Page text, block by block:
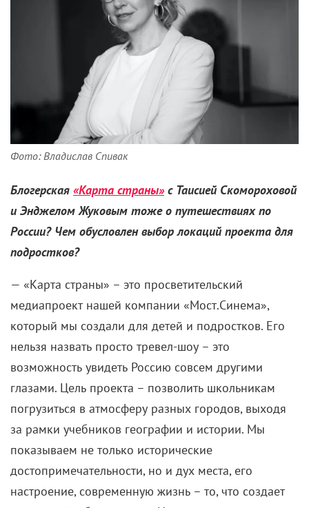
Фото: Владислав Спивак
Блогерская «Карта страны»с Таисией Скомороховой
и Энджелом Жуковым тоже о путешествиях по
России? Чем обусловлен выбор локаций проекта для
подростков?
— «Карта страны» – это просветительский
медиапроект нашей компании «Мост.Синема»,
который мы создали для детей и подростков. Его
нельзя назвать просто тревел-шоу – это
возможность увидеть Россию совсем другими
глазами. Цель проекта – позволить школьникам
погрузиться в атмосферу разных городов, выходя
за рамки учебников географии и истории. Мы
показываем не только исторические
достопримечательности, но и дух места, его
настроение, современную жизнь – то, что создает